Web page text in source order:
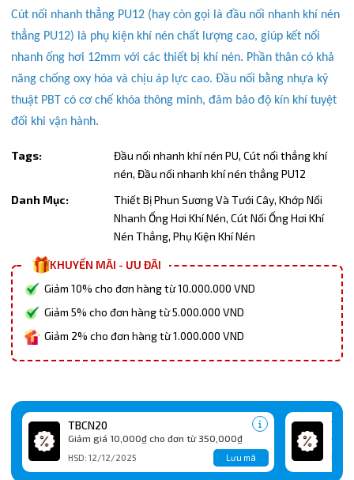
Cút nối nhanh thẳng PU12 (hay còn gọi là đầu nối nhanh khí nén
thẳng PU12) là phụ kiện khí nén chất lượng cao, giúp kết nối
nhanh ống hơi 12mm với các thiết bị khí nén. Phần thân có khả
năng chống oxy hóa và chịu áp lực cao. Đầu nối bằng nhựa kỹ
thuật PBT có cơ chế khóa thông minh, đảm bảo độ kín khí tuyệt
đối khi vận hành.
Tags: Đầu nối nhanh khí nén PU, Cút nối thẳng khí
nén, Đầu nối nhanh khí nén thẳng PU12
Danh Mục:
Thiết Bị Phun Sương Và Tưới Cây, Khớp Nối
Nhanh Ống Hơi Khí Nén, Cút Nối Ống Hơi Khí
Nén Thẳng, Phụ Kiện Khí Nén
KHUYẾN MÃI - ƯU ĐÃI
Giảm 10% cho đơn hàng từ 10.000.000 VND
Giảm 5% cho đơn hàng từ 5.000.000 VND
Giảm 2% cho đơn hàng từ 1.000.000 VND
TBCN20
Giảm giá 10,000₫ cho đơn từ 350,000₫
HSD: 12/12/2025 Lưu mã